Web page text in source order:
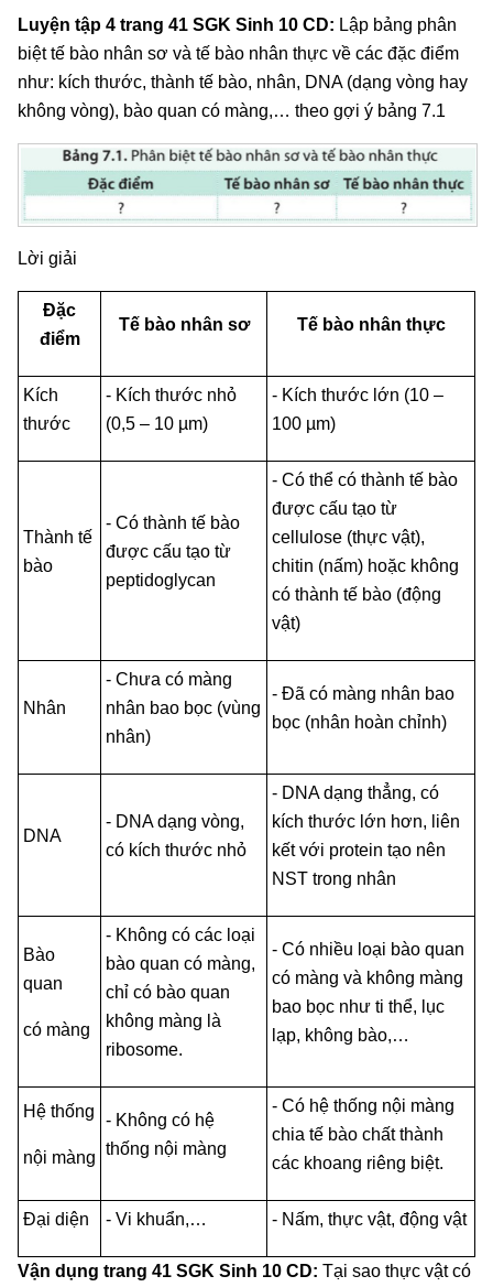
Luyện tập 4 trang 41 SGK Sinh 10 CD: Lập bảng phân
biệt tế bào nhân sơ và tế bào nhân thực về các đặc điểm
như: kích thước, thành tế bào, nhân, DNA (dạng vòng hay
không vòng), bào quan có màng,… theo gợi ý bảng 7.1
Lời giải
Đặc
điểm
Tế bào nhân sơ Tế bào nhân thực
Kích
thước
- Kích thước nhỏ
(0,5 – 10 µm)
- Kích thước lớn (10 –
100 µm)
Thành tế
bào
- Có thành tế bào
được cấu tạo từ
peptidoglycan
- Có thể có thành tế bào
được cấu tạo từ
cellulose (thực vật),
chitin (nấm) hoặc không
có thành tế bào (động
vật)
Nhân
- Chưa có màng
nhân bao bọc (vùng
nhân)
- Đã có màng nhân bao
bọc (nhân hoàn chỉnh)
DNA
- DNA dạng vòng,
có kích thước nhỏ
- DNA dạng thẳng, có
kích thước lớn hơn, liên
kết với protein tạo nên
NST trong nhân
Bào
quan
có màng
- Không có các loại
bào quan có màng,
chỉ có bào quan
không màng là
ribosome.
- Có nhiều loại bào quan
có màng và không màng
bao bọc như ti thể, lục
lạp, không bào,…
Hệ thống
nội màng
- Không có hệ
thống nội màng
- Có hệ thống nội màng
chia tế bào chất thành
các khoang riêng biệt.
Đại diện - Vi khuẩn,… - Nấm, thực vật, động vật
Vận dụng trang 41 SGK Sinh 10 CD: Tại sao thực vật có